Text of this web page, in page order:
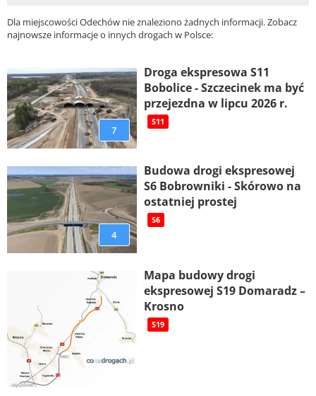
Dla miejscowości Odechów nie znaleziono żadnych informacji. Zobacz
najnowsze informacje o innych drogach w Polsce:
7
Droga ekspresowa S11
Bobolice - Szczecinek ma być
przejezdna w lipcu 2026 r.
S11
4
Budowa drogi ekspresowej
S6 Bobrowniki - Skórowo na
ostatniej prostej
S6
Mapa budowy drogi
ekspresowej S19 Domaradz –
Krosno
S19